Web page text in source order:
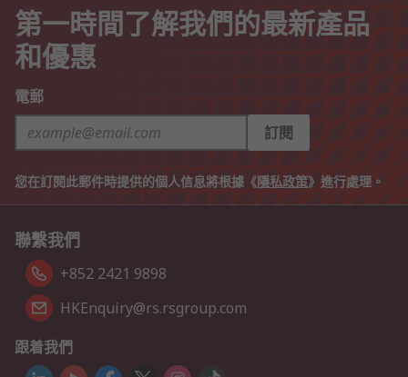
第一時間了解我們的最新產品
和優惠
電郵
訂閱
您在訂閱此郵件時提供的個人信息將根據《隱私政策》進行處理。
聯繫我們
+852 2421 9898
HKEnquiry@rs.rsgroup.com
跟着我們